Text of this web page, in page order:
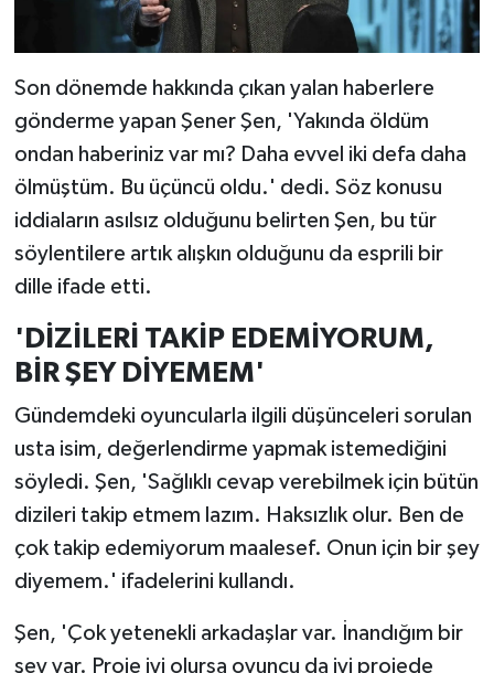
Son dönemde hakkında çıkan yalan haberlere
gönderme yapan Şener Şen, 'Yakında öldüm
ondan haberiniz var mı? Daha evvel iki defa daha
ölmüştüm. Bu üçüncü oldu.' dedi. Söz konusu
iddiaların asılsız olduğunu belirten Şen, bu tür
söylentilere artık alışkın olduğunu da esprili bir
dille ifade etti.
'DİZİLERİ TAKİP EDEMİYORUM,
BİR ŞEY DİYEMEM'
Gündemdeki oyuncularla ilgili düşünceleri sorulan
usta isim, değerlendirme yapmak istemediğini
söyledi. Şen, 'Sağlıklı cevap verebilmek için bütün
dizileri takip etmem lazım. Haksızlık olur. Ben de
çok takip edemiyorum maalesef. Onun için bir şey
diyemem.' ifadelerini kullandı.
Şen, 'Çok yetenekli arkadaşlar var. İnandığım bir
şey var. Proje iyi olursa oyuncu da iyi projede